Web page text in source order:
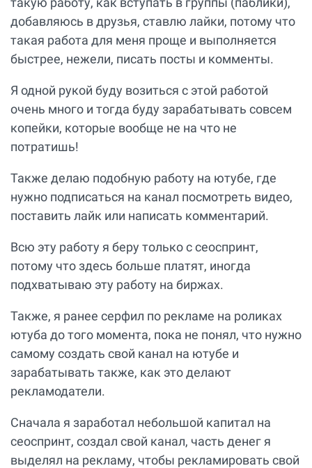
добавляюсь в друзья, ставлю лайки, потому что
такая работа для меня проще и выполняется
быстрее, нежели, писать посты и комменты.
Я одной рукой буду возиться с этой работой
очень много и тогда буду зарабатывать совсем
копейки, которые вообще не на что не
потратишь!
Также делаю подобную работу на ютубе, где
нужно подписаться на канал посмотреть видео,
поставить лайк или написать комментарий.
Всю эту работу я беру только с сеоспринт,
потому что здесь больше платят, иногда
подхватываю эту работу на биржах.
Также, я ранее серфил по рекламе на роликах
ютуба до того момента, пока не понял, что нужно
самому создать свой канал на ютубе и
зарабатывать также, как это делают
рекламодатели.
Сначала я заработал небольшой капитал на
сеоспринт, создал свой канал, часть денег я
выделял на рекламу, чтобы рекламировать свой